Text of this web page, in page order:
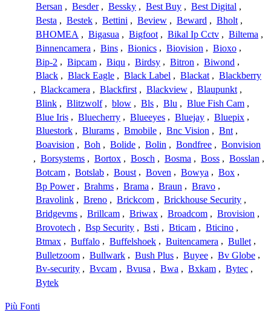
Bersan , Besder , Bessky , Best Buy , Best Digital ,
Besta , Bestek , Bettini , Beview , Beward , Bholt ,
BHOMEA , Bigasua , Bigfoot , Bikal Ip Cctv , Biltema ,
Binnencamera , Bins , Bionics , Biovision , Bioxo ,
Bip-2 , Bipcam , Biqu , Birdsy , Bitron , Biwond ,
Black , Black Eagle , Black Label , Blackat , Blackberry
, Blackcamera , Blackfirst , Blackview , Blaupunkt ,
Blink , Blitzwolf , blow , Bls , Blu , Blue Fish Cam ,
Blue Iris , Bluecherry , Blueeyes , Bluejay , Bluepix ,
Bluestork , Blurams , Bmobile , Bnc Vision , Bnt ,
Boavision , Boh , Bolide , Bolin , Bondfree , Bonvision
, Borsystems , Bortox , Bosch , Bosma , Boss , Bosslan ,
Botcam , Botslab , Boust , Boven , Bowya , Box ,
Bp Power , Brahms , Brama , Braun , Bravo ,
Bravolink , Breno , Brickcom , Brickhouse Security ,
Bridgevms , Brillcam , Briwax , Broadcom , Brovision ,
Brovotech , Bsp Security , Bsti , Bticam , Bticino ,
Btmax , Buffalo , Buffelshoek , Buitencamera , Bullet ,
Bulletzoom , Bullwark , Bush Plus , Buyee , Bv Globe ,
Bv-security , Bvcam , Bvusa , Bwa , Bxkam , Bytec ,
Bytek
Più Fonti